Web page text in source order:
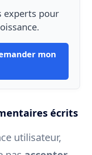
experts pour
mon
écrits
utilisateur,